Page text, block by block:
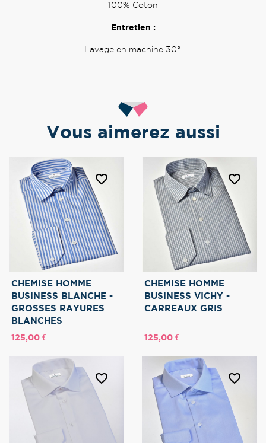
100% Coton
Entretien :
Lavage en machine 30°.
Vous aimerez aussi
CHEMISE HOMME
BUSINESS BLANCHE -
GROSSES RAYURES
BLANCHES
favorite_border
Prix
125,00 €
CHEMISE HOMME
BUSINESS VICHY -
CARREAUX GRIS
favorite_border
Prix
125,00 €
favorite_border favorite_border